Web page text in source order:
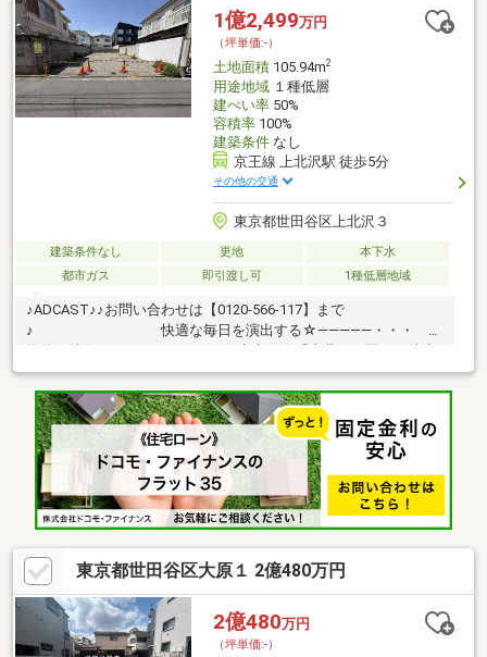
は《見学予約》ボタンをクリック！又は大和アクタス 0120-105-
111(通話無料)まで
1億2,499万円
（坪単価:-）
土地面積105.94m2
用途地域１種低層
建ぺい率50%
容積率100%
建築条件なし
京王線 上北沢駅 徒歩5分
その他の交通
東京都世田谷区上北沢３
建築条件なし 更地
本下水
都市ガス
即引渡し可 1種低層地域
♪ADCAST♪♪お問い合わせは【0120-566-117】まで
♪ 快適な毎日を演出する☆―――――・・・
物件の特徴 ・・・―――――☆◇京王線「上北沢」駅から徒歩5
分・「桜上水」駅も徒歩9分で使える2駅利用可能◆小・中学校ま
で徒歩10分圏内でお子様がいるご家庭も安心◇お好きなハウスメ
ーカーにて建築可能◆閑静な住宅地内にある静かな住環境まず
は、一度現地をご見学くださいませ！☆―――――・・・
―☆― ・・・―――――☆
東京都世田谷区大原１ 2億480万円
2億480万円
（坪単価:-）